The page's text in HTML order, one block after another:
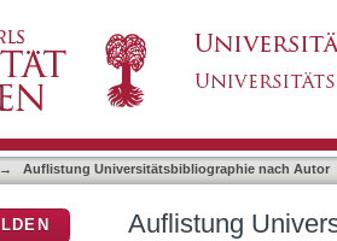
→ Auflistung Universitätsbibliographie nach Autor
Auflistung